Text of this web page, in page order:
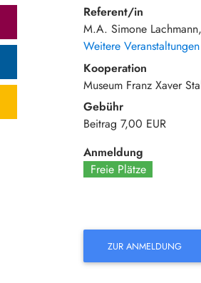
Referent/in
M.A. Simone
Weitere
Kooperation
Museum Franz Xaver
Gebühr
Beitrag 7,00 EUR
Anmeldung
Freie Plätze
ZUR ANMELDUNG